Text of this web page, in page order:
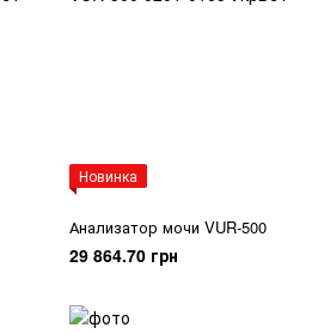
Новинка
Анализатор мочи VUR-500
29 864.70 грн